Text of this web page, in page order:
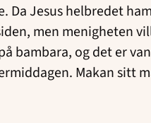
Jesus helbredet
men menigheten
bambara, og det er
Makan sitt